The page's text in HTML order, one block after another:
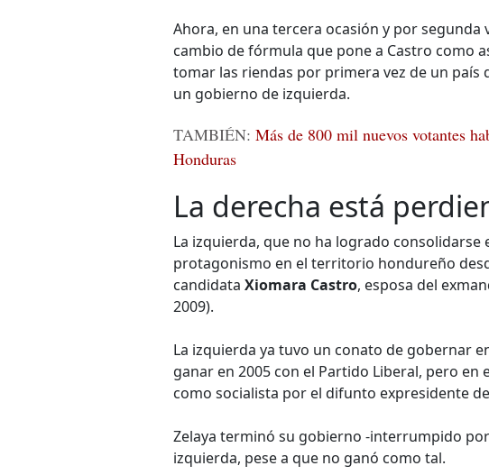
Ahora, en una tercera ocasión y por segunda
cambio de fórmula que pone a Castro como
tomar las riendas por primera vez de un país
un gobierno de izquierda.
TAMBIÉN: Más de 800 mil nuevos votantes
Honduras
La derecha está
La izquierda, que no ha logrado
protagonismo en el territorio hondureño
candidata Xiomara Castro, esposa del
2009).
La izquierda ya tuvo un conato de gobernar
ganar en 2005 con el Partido Liberal, pero
como socialista por el difunto expresidente
Zelaya terminó su gobierno -interrumpido
izquierda, pese a que no ganó como tal.